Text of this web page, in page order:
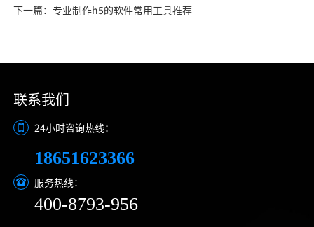
下一篇：专业制作h5的软件常用工具推荐
联系我们
24小时咨询热线：
18651623366
服务热线：
400-8793-956